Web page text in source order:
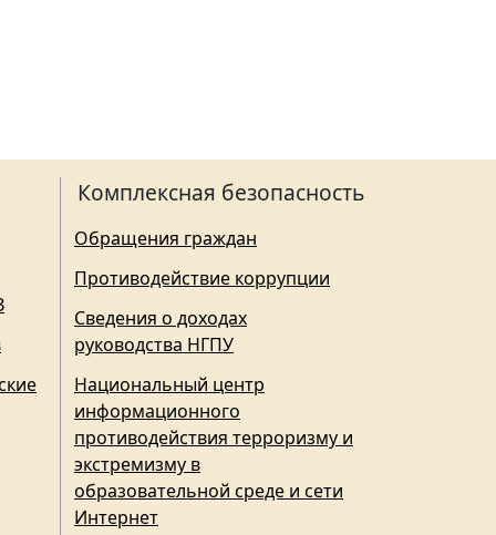
Комплексная безопасность
Обращения граждан
Противодействие коррупции
Сведения о доходах
руководства НГПУ
Национальный центр
информационного
противодействия терроризму и
экстремизму в
образовательной среде и сети
Интернет